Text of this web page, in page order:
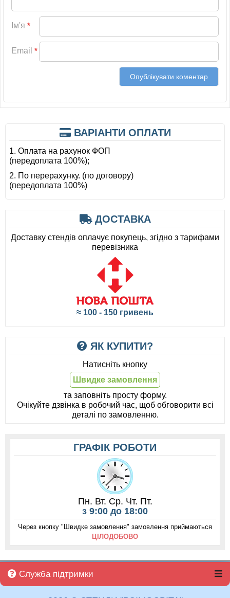
Ім'я *
Email *
ВАРІАНТИ ОПЛАТИ
1. Оплата на рахунок ФОП
(передоплата 100%);
2. По перерахунку. (по договору)
(передоплата 100%)
ДОСТАВКА
Доставку стендів оплачує покупець, згідно з тарифами
перевізника
≈ 100 - 150 гривень
ЯК КУПИТИ?
Натисніть кнопку
Швидке замовлення
та заповніть просту форму.
Очікуйте дзвінка в робочий час, щоб обговорити всі
деталі по замовленню.
ГРАФІК РОБОТИ
Пн. Вт. Ср. Чт. Пт.
з 9:00 до 18:00
Через кнопку "Швидке замовлення" замовлення приймаються
ЦІЛОДОБОВО
Служба підтримки